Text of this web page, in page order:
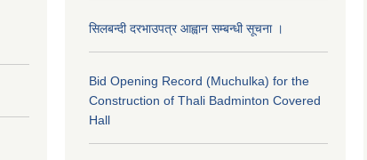
सिलबन्दी दरभाउपत्र आह्वान सम्बन्धी सूचना ।
Bid Opening Record (Muchulka) for the
Construction of Thali Badminton Covered
Hall